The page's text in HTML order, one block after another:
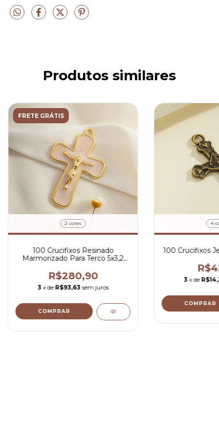
Produtos similares
FRETE GRÁTIS
2 cores
100 Crucifixos Resinado
Marmorizado Para Terco 5x3,2
R$280,90
3 x de R$93,63 sem juros
COMPRAR
4
100 Crucifixos
3 x de
COMPRAR